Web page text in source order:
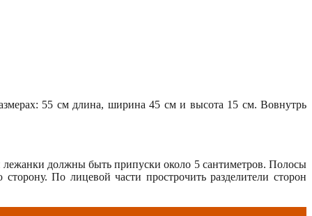
55 см длина, ширина 45 см и высота 15 см. Вовнутрь
должны быть припуски около 5 сантиметров. Полосы
По лицевой части прострочить разделители сторон